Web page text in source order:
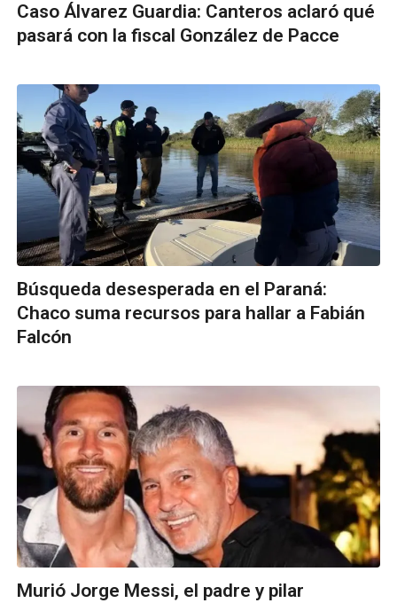
Caso Álvarez Guardia: Canteros aclaró qué
pasará con la fiscal González de Pacce
Búsqueda desesperada en el Paraná:
Chaco suma recursos para hallar a Fabián
Falcón
Murió Jorge Messi, el padre y pilar